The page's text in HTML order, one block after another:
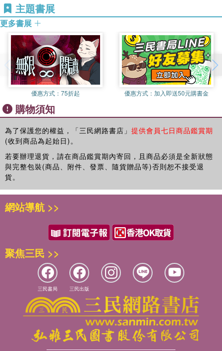
體書]
‧平等院屋頂的鳳凰：象徵平等院的鳳凰。為避免劣化，裝飾於
展出。據說出自雕刻本尊阿彌陀如來座像的佛師定朝之手。
‧五重塔的高度比較：日本現存木造五重塔中高度名列第一的就
是東寺（教王護國寺）的五重塔。與東大寺的大佛一比較，就
能看出高度差異。另一方面，世界上最古老的木造建築為法隆
寺五重塔。
‧懸造結構的祕密（清水寺）：矗立在陡峭的懸崖上，以較長的
短柱支撐正面舞台， 採用稱為「懸造」的建築結構。完全沒有
佳。
於悠久歷史中孕育出來的古都文化。
看似複雜繁瑣，其實每個地方都有其道理所在。了解其中關
鍵，就會有更深刻、更有趣的體會！
[深度導覽──僅節選部分文字內容，詳細圖文對照，請參閱實
體書]
‧奉茶室內的入口（茶道）：躙口。奉茶室入口，大小僅供一個
人以跪姿膝行進入。每個人都必須低頭才能進入奉茶室， 因此
表示人人平等。
‧薄茶的喝法（茶席禮儀）：右手持茶碗，再以左手托著茶碗。
恭敬領受後，將茶碗往面前側轉動2 圈以避開正面，分幾次品
‧舞妓大解析：舞妓立於藝妓見習立場，以精進技藝為最主要任
務。國中畢業後至20歲左右的少女，經過茶屋等學習累積經
驗，以及「見世出」的出道歷程，才能登上座敷與舞台。裝扮
上須以可愛、華麗為基本。
如果想要深入了解歷史古都‧京都，本書絕對是你的最佳選擇！
P28平安神宮 以八分之五比例重現的平安京正廳
P32元離宮二條城 見證德川家族的興衰歷史
P36東寺（教王護國寺）五重塔 木造五重塔中名列日本第一
的美麗高塔
P38清水寺 完全沒有使用釘子，建蓋在陡峭斜坡上的本堂與
清水舞台
P40三十三間堂（蓮華王院） 歷史悠久，耐地震長達800 餘
年的珍貴建築
P42上賀茂神社（賀茂別雷神社） 賀茂川支流流過院區
P46下鴨神社（賀茂御祖神社） 保有原生林般植生的城市大
自然
P48伏見稻荷大社 遍佈稻荷山的一萬座鳥居
P52京都國立博物館（明治古都館） 日本人設計的法國文藝
復興風格建築
P54長樂館 汲取各國文化藝術文化精髓的寶庫
P56京都塔 世界最高「無鋼骨建築」
P58專欄 京都車站大樓 以棋盤為設計概念的獨特空間
第2章京都珍寶
P60京之庭園 符合時代需求的三種庭園風格
P62天龍寺 曹源池庭園 依然維持700 年前風貌的泉池庭園
P66妙心寺 大法院 可邊散步邊感受浪漫風情的露地庭園
P68京之佛像 平安至鎌倉時代的佛像演化過程
P70三十三間堂（蓮華王院） 千尊千手觀音像 探訪佛像聖地
P72東寺（教王護國寺） 曼荼羅立體佛像 透過3D 介紹密教
P76知恩院 三門 矗立在石階梯前的日本最大規模木造樓門
P77方廣寺 梵鐘 引發大坂冬陣的命運之鐘
P78東福寺 通天橋 視野絕佳、橋的本身也是美麗風景一部分
P79建仁寺 風神雷神圖屏風 俵屋宗達繪製的琳派傑作
主題書展
更多書展
優惠方式： 75折起 優惠方式： 加入即送50元購書金
購物須知
為了保護您的權益，「三民網路書店」 提供會員七日商品鑑賞期
(收到商品為起始日)。
若要辦理退貨，請在商品鑑賞期內寄回，且商品必須是全新狀態
與完整包裝(商品、附件、發票、隨貨贈品等)否則恕不接受退
貨。
網站導航 >>
聚焦三民 >>
三民書局 三民出版